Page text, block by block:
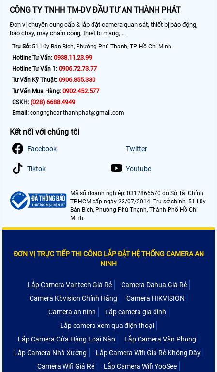
CÔNG TY TNHH TM-DV ĐẦU TƯ AN THÀNH PHÁT
Đơn vị chuyên cung cấp & lắp đặt camera quan sát, thiết bị báo động,
báo cháy, máy chấm công, thiết bị mạng, ...
Trụ Sở: 51 Lũy Bán Bích, Phường Phú Thạnh, TP. Hồ Chí Minh
Hotline Tư Vấn: 0938.11.23.99
Hotline Tư Vấn 1: 0906.72.73.77
Tư Vấn Kỹ Thuật: 0906.855.330
Tư Vấn Mua Hàng: 0902.452.577
CSKH: (028) 6688.4949
Email: congngheanthanhphat@gmail.com
Kết nối với chúng tôi
Facebook Twitter
Tiktok Youtube
Mã số doanh nghiệp: 0312866570 do Sở Tài Chính
TP.HCM cấp ngày 23/07/2014. Trụ sở chính: 51 Lũy
Bán Bích, Phường Phú Thạnh, Thành Phố Hồ Chí
Minh
ĐƠN VỊ TRỰC TIẾP THI CÔNG LẮP ĐẶT HỆ THỐNG CAMERA AN
NINH
Lắp Camera Vantech Giá Rẻ
Camera Dahua Giá Rẻ
Camera Kbvision Chính Hãng
Camera HIKVISION
Camera an ninh
Lắp camera gia đình
Lắp camera xem qua điện thoại
Lắp Camera Cửa Hàng Loại Nào
Lắp Camera Văn Phòng
Lắp Camera Nhà Xưởng
Lắp Camera Wifi Giá Rẻ Không Dây
Camera Wifi Giá Rẻ
Lắp Camera Wifi YooSee